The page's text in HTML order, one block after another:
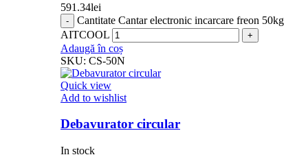
591.34lei
Cantitate Cantar electronic incarcare freon 50kg
AITCOOL
Adaugă în coș
SKU: CS-50N
Quick view
Add to wishlist
Debavurator circular
In stock